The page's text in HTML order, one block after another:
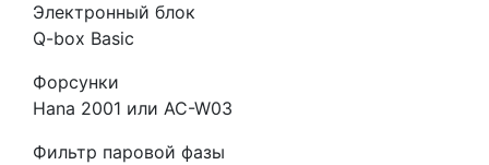
Электронный блок
Q-box Basic
Форсунки
Hana 2001 или AC-W03
Фильтр паровой фазы